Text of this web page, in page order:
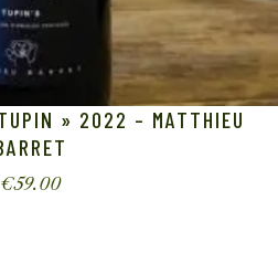
» 2022 – MATTHIEU
€59.00